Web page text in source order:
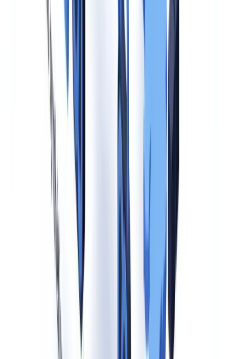
C2PA-markering bij elke uitvoer. Voor gebruikers (deployers) die
AI-gegenereerde content in klantenprocessen integreren — zoals
geautomatiseerde identiteitsdocumentverificatie — is het cruciaal te
controleren of de door hen gebruikte AI-leverancier aantoonbaar
compliant is met artikel 50(3). Zie ook ons artikel over
identiteitsdocumenten
voor de fraudecontext.
Autoriteit Persoonsgegevens
data in watermerken onder de AVG bijzondere categorieën kunnen
vormen, waardoor een dubbele compliance-analyse vereist is.
Technische implementatie vraagt om afstemming tussen het AI-
ontwikkelteam, de privacyfunctionaris (FG/DPO) en de compliance-
Klaar om uw controles te automatiseren?
Gratis proefproject met uw eigen documenten. Resultaten binnen
Gratis proefproject aanvragen
Sancties bij niet-naleving
De sanctiestructuur van de EU AI Act (Artikel 99) kent drie niveaus.